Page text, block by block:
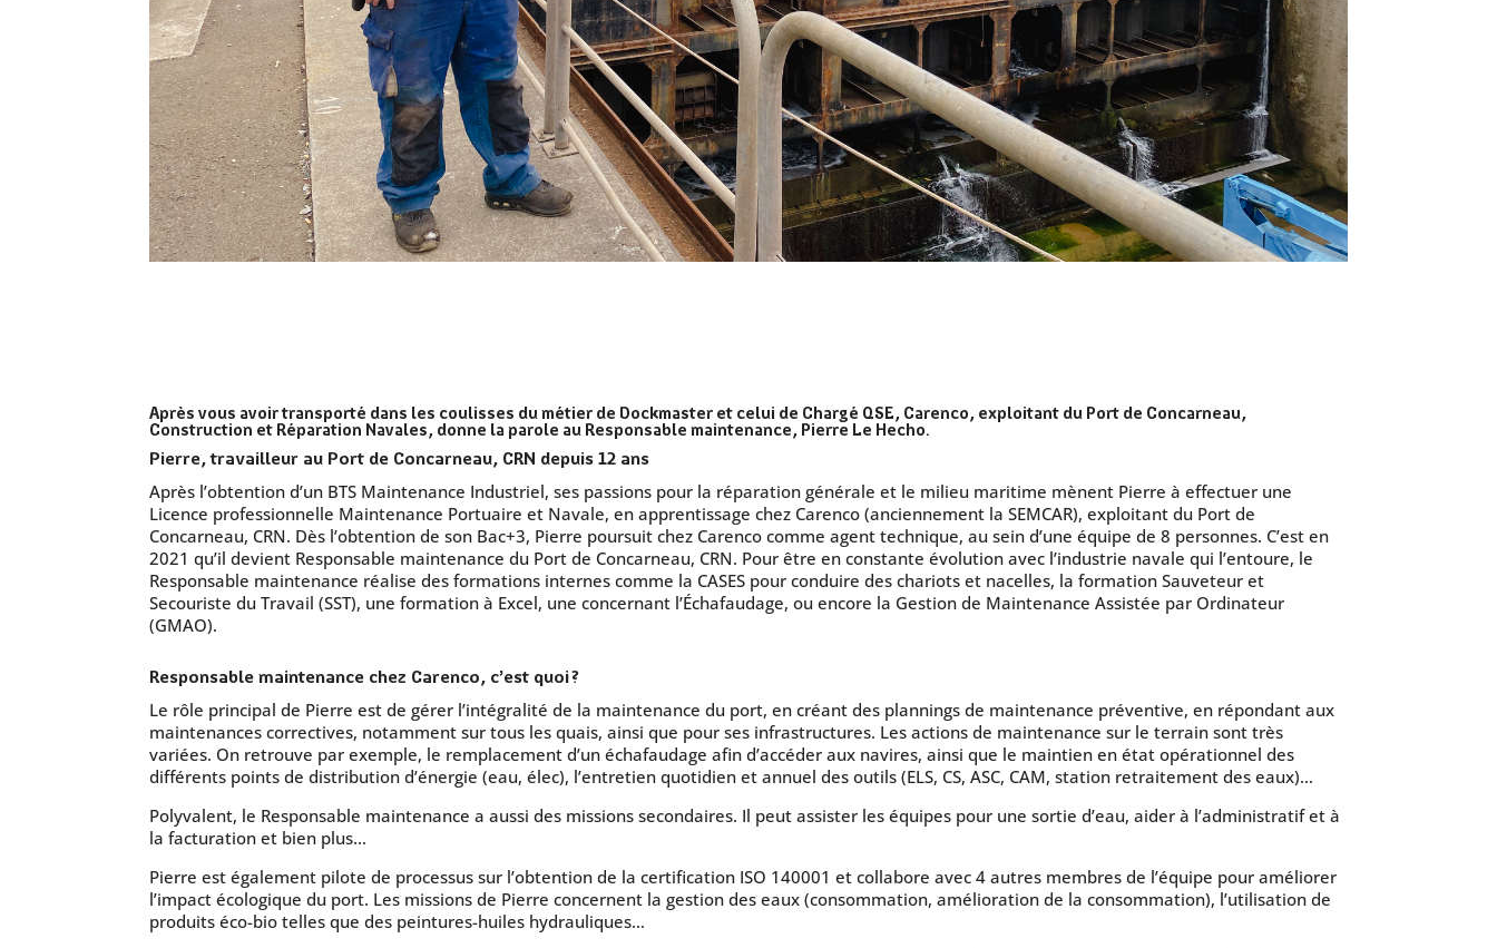
Après vous avoir transporté dans les coulisses du métier de Dockmaster et celui de Chargé QSE, Carenco, exploitant du Port de Concarneau,
Construction et Réparation Navales, donne la parole au Responsable maintenance, Pierre Le Hecho.
Pierre, travailleur au Port de Concarneau, CRN depuis 12 ans
Après l’obtention d’un BTS Maintenance Industriel, ses passions pour la réparation générale et le milieu maritime mènent Pierre à effectuer une
Licence professionnelle Maintenance Portuaire et Navale, en apprentissage chez Carenco (anciennement la SEMCAR), exploitant du Port de
Concarneau, CRN. Dès l’obtention de son Bac+3, Pierre poursuit chez Carenco comme agent technique, au sein d’une équipe de 8 personnes. C’est en
2021 qu’il devient Responsable maintenance du Port de Concarneau, CRN. Pour être en constante évolution avec l’industrie navale qui l’entoure, le
Responsable maintenance réalise des formations internes comme la CASES pour conduire des chariots et nacelles, la formation Sauveteur et
Secouriste du Travail (SST), une formation à Excel, une concernant l’Échafaudage, ou encore la Gestion de Maintenance Assistée par Ordinateur
(GMAO).
Responsable maintenance chez Carenco, c’est quoi ?
Le rôle principal de Pierre est de gérer l’intégralité de la maintenance du port, en créant des plannings de maintenance préventive, en répondant aux
maintenances correctives, notamment sur tous les quais, ainsi que pour ses infrastructures. Les actions de maintenance sur le terrain sont très
variées. On retrouve par exemple, le remplacement d’un échafaudage afin d’accéder aux navires, ainsi que le maintien en état opérationnel des
différents points de distribution d’énergie (eau, élec), l’entretien quotidien et annuel des outils (ELS, CS, ASC, CAM, station retraitement des eaux)…
Polyvalent, le Responsable maintenance a aussi des missions secondaires. Il peut assister les équipes pour une sortie d’eau, aider à l’administratif et à
la facturation et bien plus…
Pierre est également pilote de processus sur l’obtention de la certification ISO 140001 et collabore avec 4 autres membres de l’équipe pour améliorer
l’impact écologique du port. Les missions de Pierre concernent la gestion des eaux (consommation, amélioration de la consommation), l’utilisation de
produits éco-bio telles que des peintures-huiles hydrauliques…